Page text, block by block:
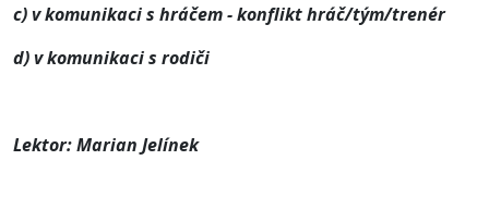
c) v komunikaci s hráčem - konflikt hráč/tým/trenér
d) v komunikaci s rodiči
Lektor: Marian Jelínek